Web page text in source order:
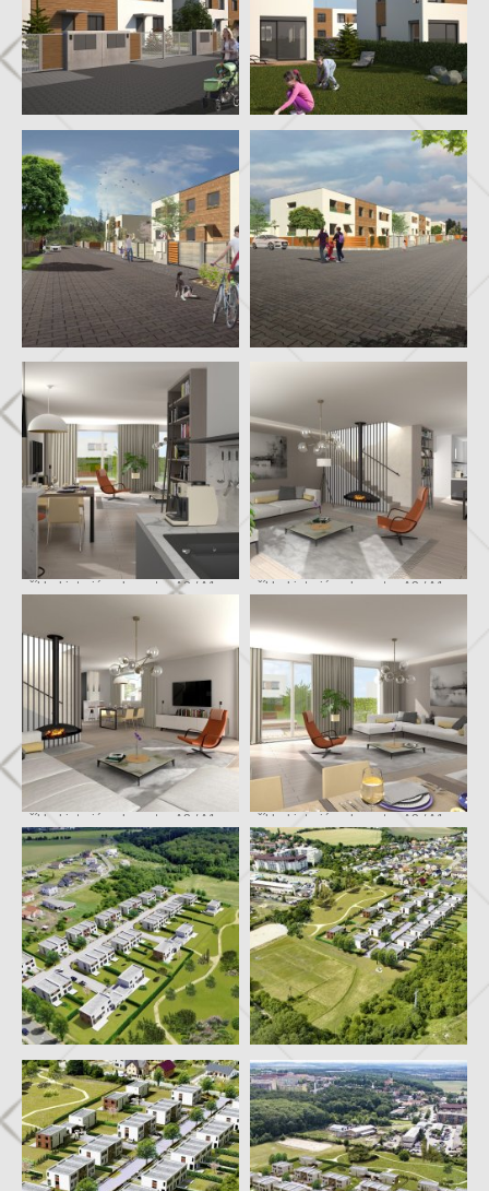
příklad interiéru domu typ A3 / A1 příklad interiéru domu typ A3 / A1
příklad interiéru domu typ A3 / A1 příklad interiéru domu typ A3 / A1